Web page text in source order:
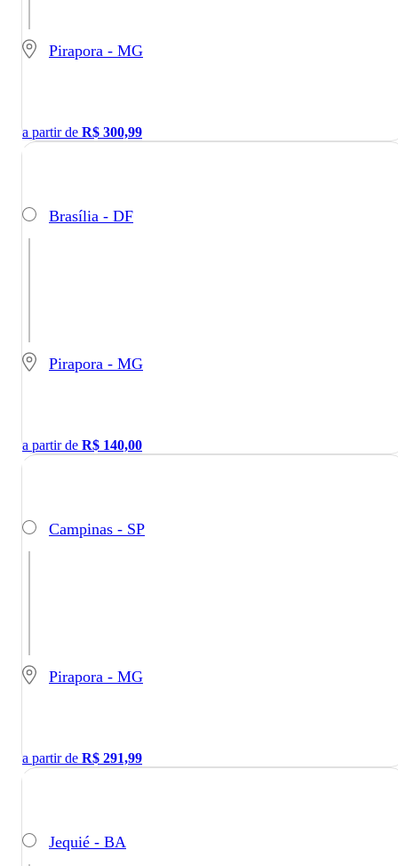
Pirapora - MG
a partir de R$ 300,99
Brasília - DF
Pirapora - MG
a partir de R$ 140,00
Campinas - SP
Pirapora - MG
a partir de R$ 291,99
Jequié - BA